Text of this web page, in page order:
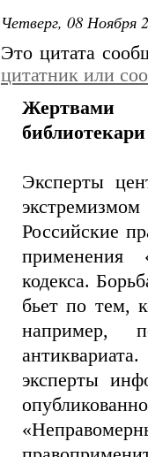
Четверг, 08 Ноября
Это цитата
цитатник или
Жертвами
Эксперты
экстремизмом
Российские
применения
кодекса.
бьет по тем,
например,
эксперты